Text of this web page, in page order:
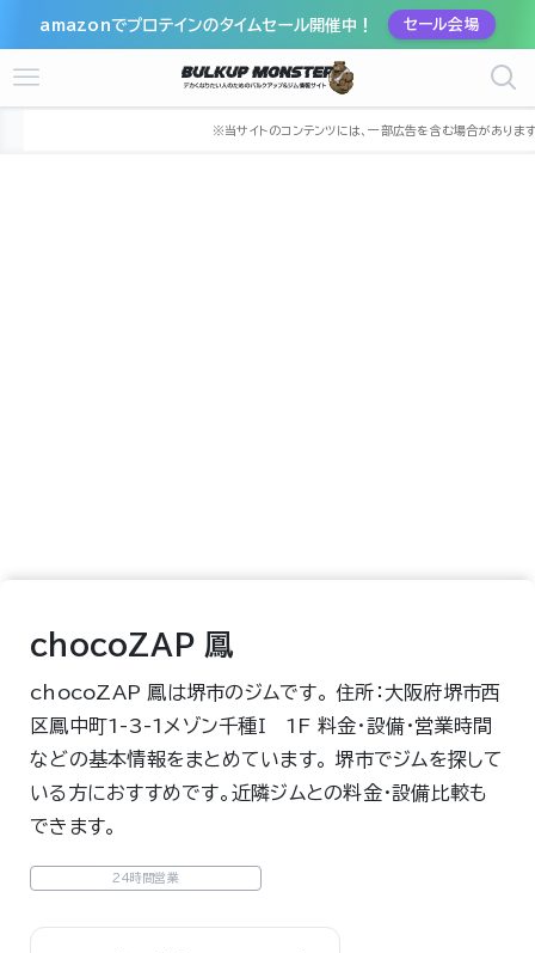
amazonでプロテインのタイムセール開催中！ セール会場
大阪府 堺市 堺市西区
chocoZAP 鳳
chocoZAP 鳳は堺市のジムです。 住所：大阪府堺市西
区鳳中町1-3-1メゾン千種Ｉ 1F 料金・設備・営業時間
などの基本情報をまとめています。 堺市でジムを探して
いる方におすすめです。近隣ジムとの料金・設備比較も
できます。
24時間営業